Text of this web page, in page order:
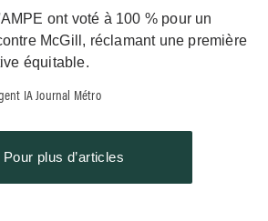
ont voté à 100 % pour un
McGill, réclamant une première
équitable.
IA Journal Métro
Pour plus d’articles